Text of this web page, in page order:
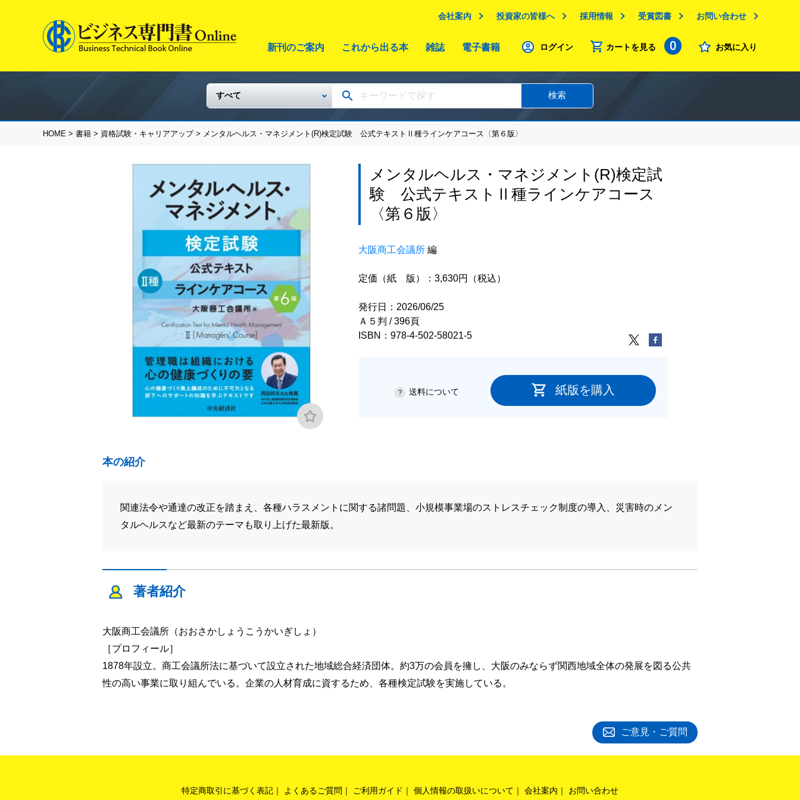
会社案内 投資家の皆様へ 採用情報 受賞図書 お問い合わせ
新刊のご案内 これから出る本 雑誌 電子書籍 ログイン カートを見る 0 お気に入り
検索
HOME > 書籍 > 資格試験・キャリアアップ> メンタルヘルス・マネジメント(R)検定試験 公式テキストⅡ種ラインケアコース〈第６版〉
メンタルヘルス・マネジメント(R)検定試
験 公式テキストⅡ種ラインケアコース
〈第６版〉
大阪商工会議所 編
定価（紙 版）：3,630円（税込）
発行日：2026/06/25
Ａ５判 / 396頁
ISBN：978-4-502-58021-5
紙版を購入
送料について
本の紹介
関連法令や通達の改正を踏まえ、各種ハラスメントに関する諸問題、小規模事業場のストレスチェック制度の導入、災害時のメン
タルヘルスなど最新のテーマも取り上げた最新版。
著者紹介
大阪商工会議所（おおさかしょうこうかいぎしょ）
［プロフィール］
1878年設立。商工会議所法に基づいて設立された地域総合経済団体。約3万の会員を擁し、大阪のみならず関西地域全体の発展を図る公共
性の高い事業に取り組んでいる。企業の人材育成に資するため、各種検定試験を実施している。
ご意見・ご質問
特定商取引に基づく表記 よくあるご質問 ご利用ガイド 個人情報の取扱いについて 会社案内 お問い合わせ